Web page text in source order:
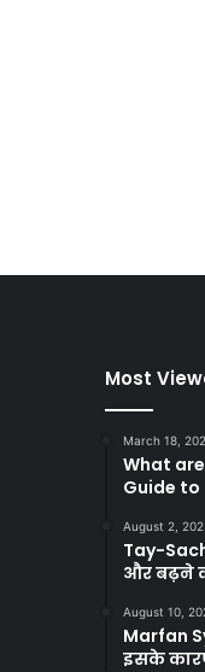
Most
March 18,
What are
Guide to
August 2,
Tay-
और बढ़ने
August 10,
Marfan
इसके